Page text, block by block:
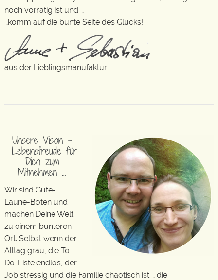
noch vorrätig ist und …
…komm auf die bunte Seite des Glücks!
aus der Lieblingsmanufaktur
Unsere Vision –
Lebensfreude für
Dich zum
Mitnehmen …
Wir sind Gute-
Laune-Boten und
machen Deine Welt
zu einem bunteren
Ort. Selbst wenn der
Alltag grau, die To-
Do-Liste endlos, der
Job stressig und die Familie chaotisch ist … die